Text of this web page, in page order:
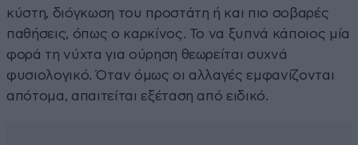
κύστη, διόγκωση του προστάτη ή και πιο σοβαρές
παθήσεις, όπως ο καρκίνος. Το να ξυπνά κάποιος μία
φορά τη νύχτα για ούρηση θεωρείται συχνά
φυσιολογικό. Όταν όμως οι αλλαγές εμφανίζονται
απότομα, απαιτείται εξέταση από ειδικό.